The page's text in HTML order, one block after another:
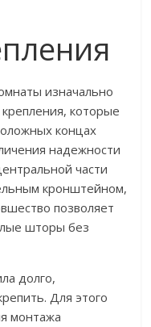
изначально
которые
концах
надежности
части
кронштейном,
позволяет
шторы без
долго,
Для этого
монтажа